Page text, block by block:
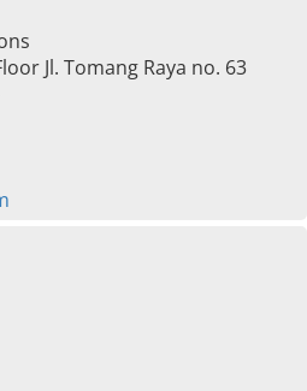
Jl. Tomang Raya no. 63